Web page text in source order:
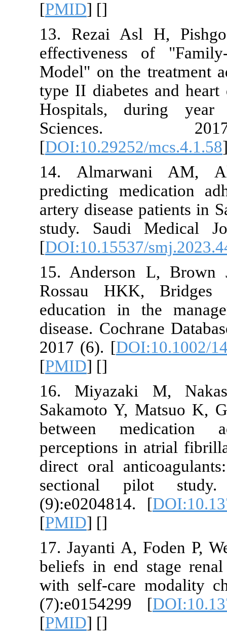
13. Rezai
Model" on
type II
Hospitals,
[
14.
predicting
artery
study.
[
15.
Rossau
education
disease.
2017 (6). [
16.
Sakamoto
between
perceptions
direct oral
sectional
17. Jayanti
beliefs in
with self-